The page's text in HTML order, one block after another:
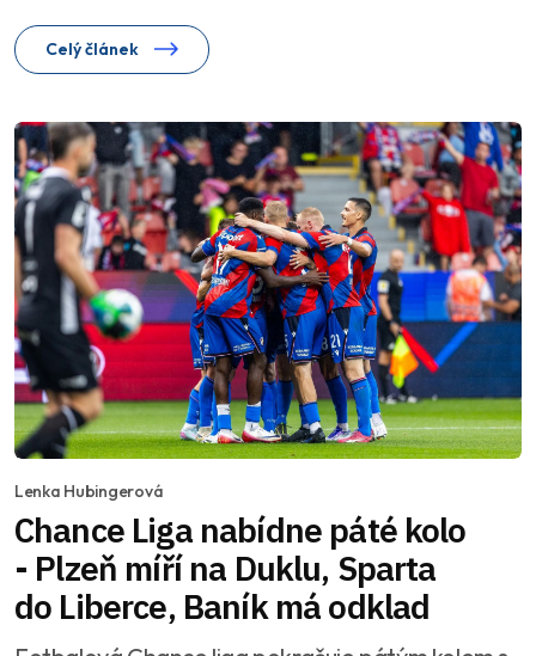
Celý článek
Lenka Hubingerová
Chance Liga nabídne páté kolo
- Plzeň míří na Duklu, Sparta
do Liberce, Baník má odklad